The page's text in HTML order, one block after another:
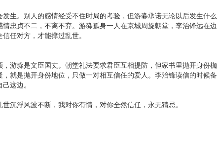
生。别人的感情经受不住时局的考验，但游淼承诺无论以后发生什么
忠贞不二，不离不弃。游淼孤身一人在京城周旋朝堂，李治锋远在边
任对方，才能撑过乱世。
游淼是文臣国丈。朝堂礼法要求君臣互相提防，但家书里抛开身份枷
就是抛开身份地位，只做一对相互信任的爱人。李治锋读信的时候备
这边。
沉浮风波不断，我对你有情，对你全然信任，永无猜忌。